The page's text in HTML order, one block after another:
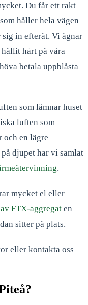
Du får ett rakt
håller hela vägen
sig in efteråt. Vi ägnar
hårt på våra
betala uppblåsta
som lämnar huset
luften som
och en lägre
djupet har vi samlat
.
mycket el eller
FTX-aggregat en
sitter på plats.
eller kontakta oss